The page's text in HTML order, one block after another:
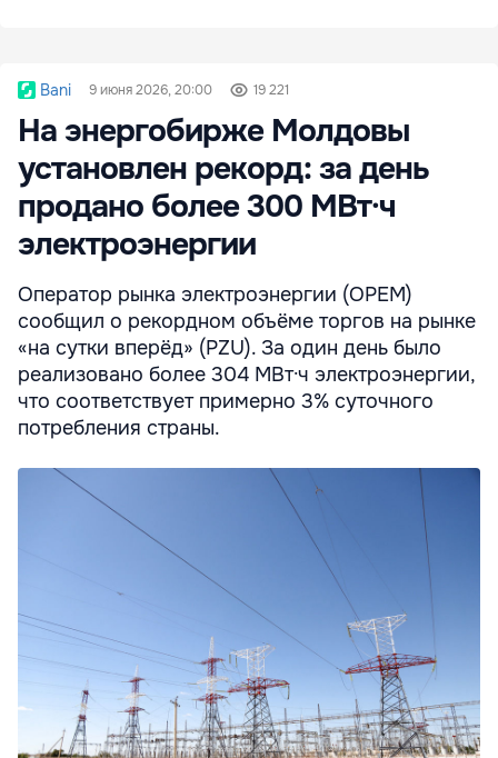
Bani 9 июня 2026, 20:00 19 221
На энергобирже Молдовы
установлен рекорд: за день
продано более 300 МВт·ч
электроэнергии
Оператор рынка электроэнергии (OPEM)
сообщил о рекордном объёме торгов на рынке
«на сутки вперёд» (PZU). За один день было
реализовано более 304 МВт·ч электроэнергии,
что соответствует примерно 3% суточного
потребления страны.